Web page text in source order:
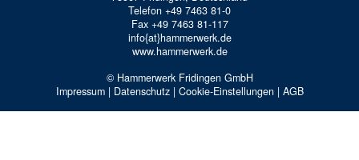
Telefon +49 7463 81-0
Fax +49 7463 81-117
info{at}hammerwerk.de
www.hammerwerk.de
© Hammerwerk Fridingen GmbH
Impressum| Datenschutz| Cookie-Einstellungen| AGB